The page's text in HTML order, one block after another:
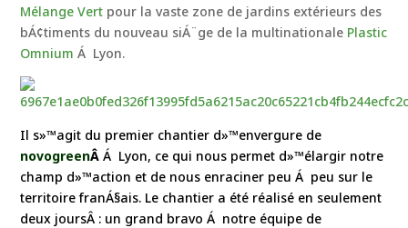
Mélange Vert pour la vaste zone de jardins extérieurs des
bÁ¢timents du nouveau siÁ¨ge de la multinationale Plastic
Omnium Á Lyon.
Il s»™agit du premier chantier d»™envergure de
novogreenÂÁ Lyon, ce qui nous permet d»™élargir notre
champ d»™action et de nous enraciner peu Á peu sur le
territoire franÁ§ais. Le chantier a été réalisé en seulement
deux joursÂ : un grand bravo Á notre équipe de